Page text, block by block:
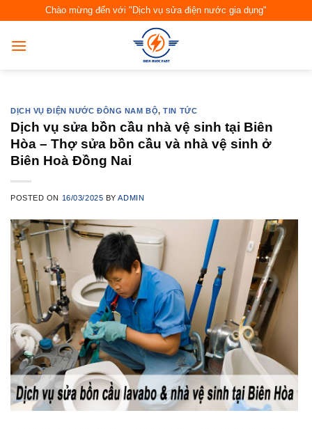
content
Chào mừng đến với "Dịch vụ sửa điện nước gia dụng"
DỊCH VỤ ĐIỆN NƯỚC ĐÔNG NAM BỘ,TIN TỨC
Dịch vụ sửa bồn cầu nhà vệ sinh tại Biên
Hòa – Thợ sửa bồn cầu và nhà vệ sinh ở
Biên Hoà Đồng Nai
POSTED ON 16/03/2025 BYADMIN